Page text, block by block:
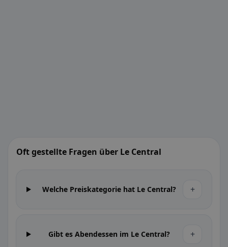
Oft gestellte Fragen über Le Central
Welche Preiskategorie hat Le Central? +
Gibt es Abendessen im Le Central? +